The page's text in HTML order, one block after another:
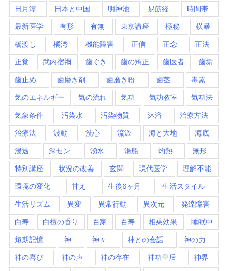
日月潭 日本と中国 明神池 易筋経 時間帯
最新医学 有形 有無 東京講座 極秘 横暴
橋渡し 橘湾 機能障害 正信 正念 正法
正覚 武内宿禰 歯ぐき 歯の矯正 歯医者 歯垢
歯止め 歯磨き剤 歯磨き粉 歯茎 毒素
気のエネルギー 気の流れ 気功 気功教室 気功法
気象条件 汚染水 汚染物質 沐浴 治療方法
治療法 波動 洗心 流派 海と大地 海底
浸透 深セン 湧水 湯船 灼熱 無形
特別講座 状況の改善 玄関 現代医学 理解不能
環境の変化 甘え 生後6ヶ月 生活スタイル
生活リズム 異変 異常行動 異次元 発達障害
白寿 白檀の香り 百家 百寿 相乗効果 睡眠中
短期記憶 神 神々 神との会話 神の力
神の喜び 神の声 神の存在 神功皇后 神界